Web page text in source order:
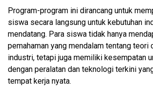
Program-program ini dirancang untuk
siswa secara langsung untuk kebutuhan
mendatang. Para siswa tidak hanya
pemahaman yang mendalam tentang teori
industri, tetapi juga memiliki kesempatan
dengan peralatan dan teknologi terkini
tempat kerja nyata.